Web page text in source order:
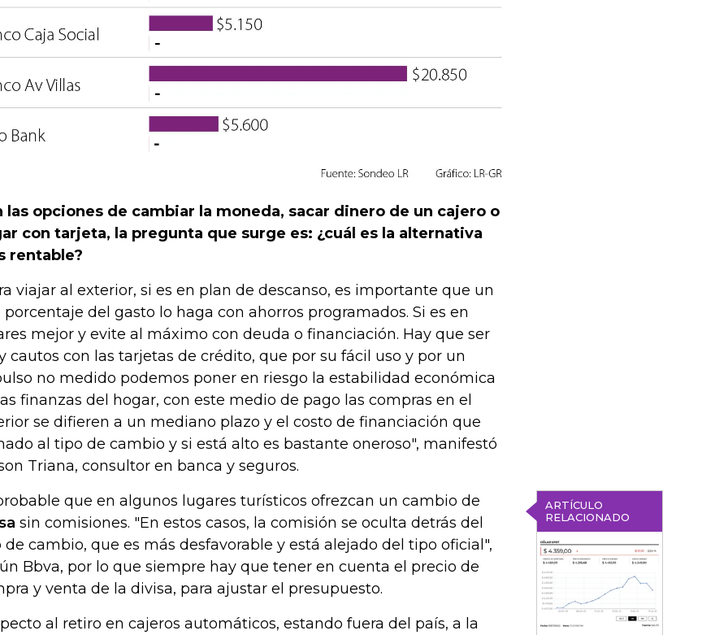
las opciones de cambiar la moneda, sacar dinero de un cajero o
con tarjeta, la pregunta que surge es: ¿cuál es la alternativa
rentable?
viajar al exterior, si es en plan de descanso, es importante que un
porcentaje del gasto lo haga con ahorros programados. Si es en
mejor y evite al máximo con deuda o financiación. Hay que ser
cautos con las tarjetas de crédito, que por su fácil uso y por un
no medido podemos poner en riesgo la estabilidad económica
finanzas del hogar, con este medio de pago las compras en el
se difieren a un mediano plazo y el costo de financiación que
al tipo de cambio y si está alto es bastante oneroso", manifestó
Triana, consultor en banca y seguros.
ARTÍCULO
RELACIONADO
que en algunos lugares turísticos ofrezcan un cambio de
sin comisiones. "En estos casos, la comisión se oculta detrás del
de cambio, que es más desfavorable y está alejado del tipo oficial",
Bbva, por lo que siempre hay que tener en cuenta el precio de
y venta de la divisa, para ajustar el presupuesto.
al retiro en cajeros automáticos, estando fuera del país, a la